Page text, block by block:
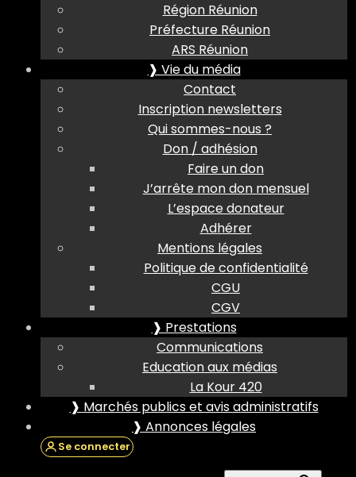
Région Réunion
Préfecture Réunion
ARS Réunion
❱ Vie du média
Contact
Inscription newsletters
Qui sommes-nous ?
Don / adhésion
Faire un don
J’arrête mon don mensuel
L’espace donateur
Adhérer
Mentions légales
Politique de confidentialité
CGU
CGV
❱ Prestations
Communications
Education aux médias
La Kour 420
❱ Marchés publics et avis administratifs
❱ Annonces légales
Se connecter